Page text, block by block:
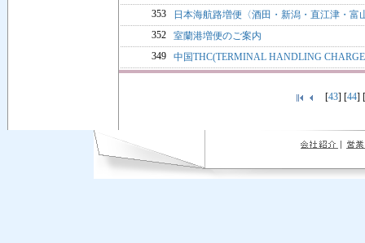
353
日本海航路増便〈酒田・新潟・直江津・富
352
室蘭港増便のご案内
349
中国THC(TERMINAL HANDLING
[43] [44] [